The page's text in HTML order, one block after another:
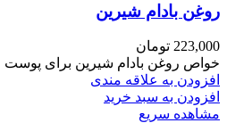
روغن بادام شیرین
223,000 تومان
خواص روغن بادام شیرین برای
افزودن به علاقه مندی
افزودن به سبد خرید
مشاهده سریع